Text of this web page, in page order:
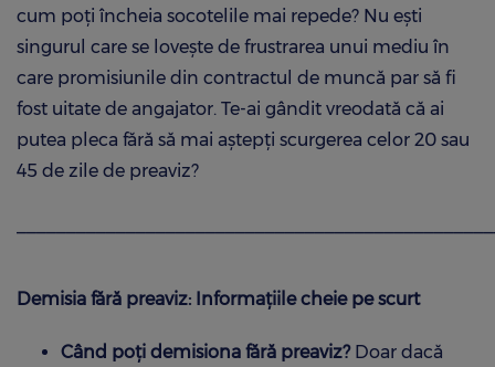
cum poți încheia socotelile mai repede? Nu ești
singurul care se lovește de frustrarea unui mediu în
care promisiunile din contractul de muncă par să fi
fost uitate de angajator. Te-ai gândit vreodată că ai
putea pleca fără să mai aștepți scurgerea celor 20 sau
45 de zile de preaviz?
Demisia fără preaviz: Informațiile cheie pe scurt
Când poți demisiona fără preaviz?Doar dacă